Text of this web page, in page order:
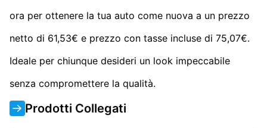
ora per ottenere la tua auto come nuova a un prezzo
netto di 61,53€ e prezzo con tasse incluse di 75,07€.
Ideale per chiunque desideri un look impeccabile
senza compromettere la qualità.
Prodotti Collegati